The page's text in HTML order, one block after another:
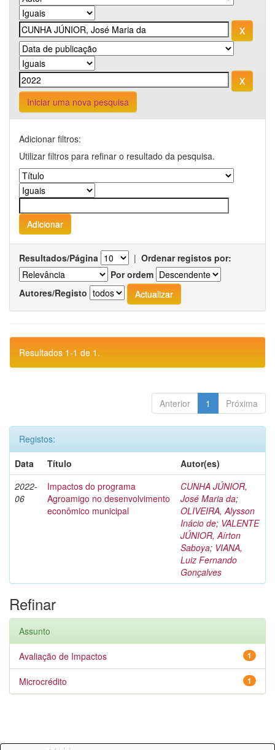
Iniciar uma nova pesquisa
Adicionar filtros:
Utilizar filtros para refinar o resultado da pesquisa.
Resultados/Página | Ordenar registos por:
Por ordem
Autores/Registo
Resultados 1-1 de 1.
Anterior 1 Próxima
Registos:
Data
Título
Autor(es)
2022-
06
Impactos do programa
Agroamigo no desenvolvimento
econômico municipal
CUNHA JÚNIOR,
José Maria da;
OLIVEIRA, Alysson
Inácio de; VALENTE
JÚNIOR, Aírton
Saboya; VIANA,
Luiz Fernando
Gonçalves
Refinar
Assunto
1
Avaliação de Impactos
1
Microcrédito